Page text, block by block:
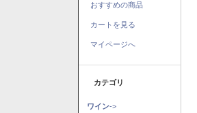
おすすめの商品
カートを見る
マイページへ
カテゴリ
ワイン->